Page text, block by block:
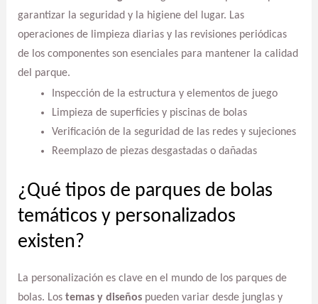
garantizar la seguridad y la higiene del lugar. Las
operaciones de limpieza diarias y las revisiones periódicas
de los componentes son esenciales para mantener la calidad
del parque.
Inspección de la estructura y elementos de juego
Limpieza de superficies y piscinas de bolas
Verificación de la seguridad de las redes y sujeciones
Reemplazo de piezas desgastadas o dañadas
¿Qué tipos de parques de bolas
temáticos y personalizados
existen?
La personalización es clave en el mundo de los parques de
bolas. Los temas y diseñospueden variar desde junglas y